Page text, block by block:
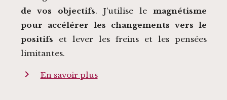
de vos objectifs. J’utilise le magnétisme
pour accélérer les changements vers le
positifs et lever les freins et les pensées
limitantes.
chevron_right En savoir plus